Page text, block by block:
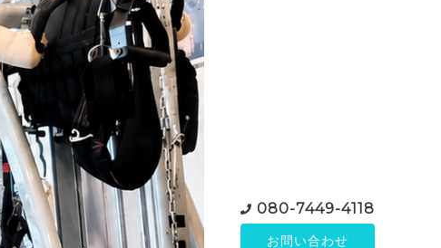
080-7449-4118
お問い合わせ